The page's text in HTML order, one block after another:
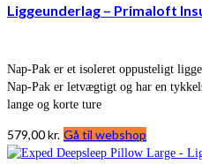
Liggeunderlag – Primaloft
Nap-Pak er et isoleret oppusteligt
Nap-Pak er letvægtigt og har en
lange og korte ture
579,00kr. Gå til webshop